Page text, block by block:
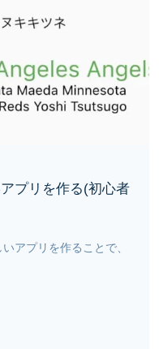
プリを作る(初心者
アプリを作ることで、